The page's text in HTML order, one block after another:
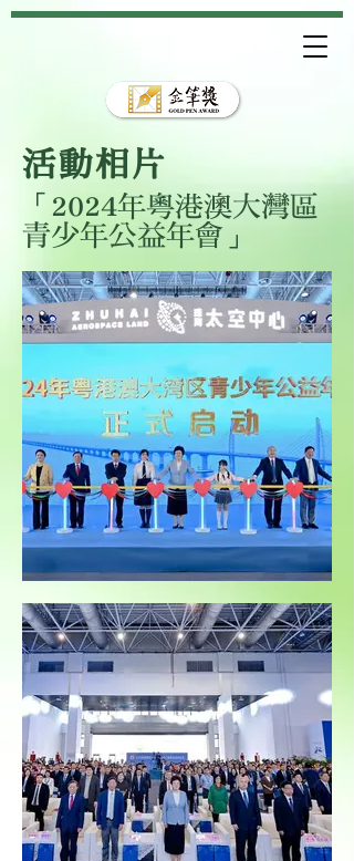
活動相片
「2024年粵港澳大灣區
青少年公益年會」